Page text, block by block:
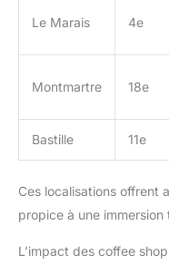
Le Marais 4e
Montmartre 18e
Bastille 11e
Ces localisations offrent
propice à une
L’impact des coffee